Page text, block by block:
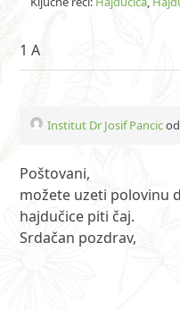
1 A
Institut Dr Josif Pancic
Poštovani,
možete uzeti polovinu
hajdučice piti čaj.
Srdačan pozdrav,